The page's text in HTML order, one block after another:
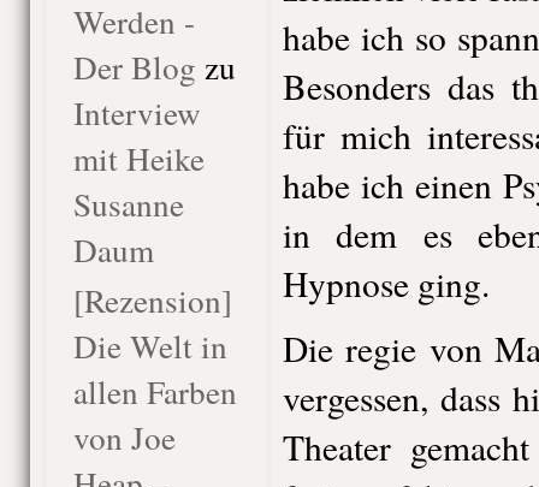
Werden -
Der Blog zu
Interview
mit Heike
Susanne
Daum
[Rezension]
Die Welt in
allen Farben
von Joe
habe ich so
Besonders das
für mich
habe ich einen
in dem es
Hypnose ging.
Die regie von
vergessen, dass
Theater